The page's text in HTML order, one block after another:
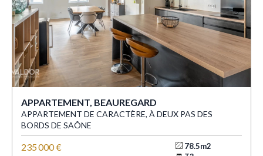
APPARTEMENT, BEAUREGARD
APPARTEMENT DE CARACTÈRE, À DEUX PAS DES
BORDS DE SAÔNE
235 000 €
78.5m2